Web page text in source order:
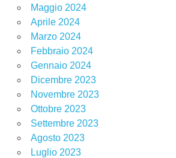
Maggio 2024
Aprile 2024
Marzo 2024
Febbraio 2024
Gennaio 2024
Dicembre 2023
Novembre 2023
Ottobre 2023
Settembre 2023
Agosto 2023
Luglio 2023